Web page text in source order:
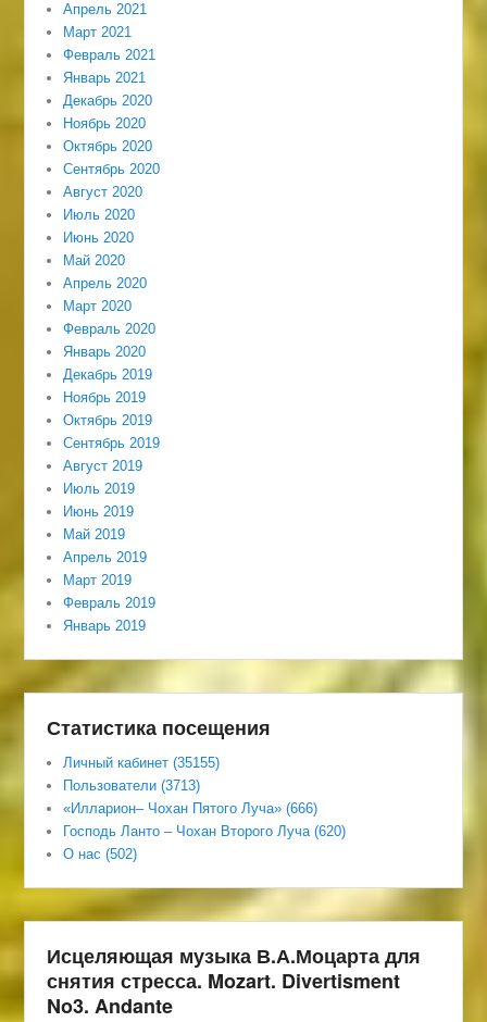
Апрель 2021
Март 2021
Февраль 2021
Январь 2021
Декабрь 2020
Ноябрь 2020
Октябрь 2020
Сентябрь 2020
Август 2020
Июль 2020
Июнь 2020
Май 2020
Апрель 2020
Март 2020
Февраль 2020
Январь 2020
Декабрь 2019
Ноябрь 2019
Октябрь 2019
Сентябрь 2019
Август 2019
Июль 2019
Июнь 2019
Май 2019
Апрель 2019
Март 2019
Февраль 2019
Январь 2019
Статистика посещения
Личный кабинет (35155)
Пользователи (3713)
«Илларион– Чохан Пятого Луча» (666)
Господь Ланто – Чохан Второго Луча (620)
О нас (502)
Исцеляющая музыка В.А.Моцарта для
снятия стресса. Mozart. Divertisment
No3. Andante